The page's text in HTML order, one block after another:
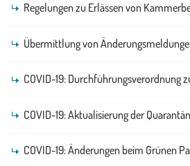
Regelungen zu Erlässen von
Übermittlung von
COVID-19: Durchführungsverordnung
COVID-19: Aktualisierung der
COVID-19: Änderungen beim Grünen